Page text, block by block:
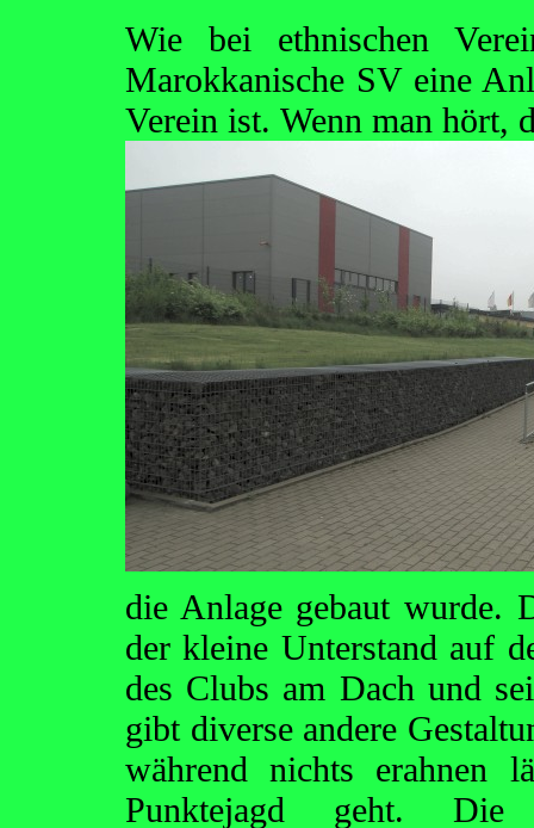
Wie bei ethnischen
Marokkanische SV eine
Verein ist. Wenn man hört,
die Anlage gebaut wurde.
der kleine Unterstand auf
des Clubs am Dach und
gibt diverse andere
während nichts erahnen
Punktejagd geht.